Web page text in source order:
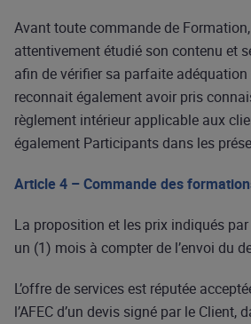
Avant toute commande de
attentivement étudié son contenu et
afin de vérifier sa parfaite adéquation
reconnait également avoir pris
règlement intérieur applicable aux
également Participants dans les
Article 4 – Commande des
La proposition et les prix indiqués par
un (1) mois à compter de l’envoi du
L’offre de services est réputée
l’AFEC d’un devis signé par le Client,